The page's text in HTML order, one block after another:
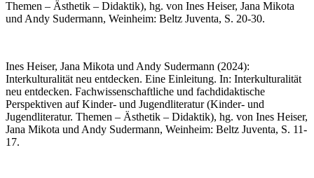
Themen – Ästhetik – Didaktik), hg. von Ines Heiser, Jana Mikota
und Andy Sudermann, Weinheim: Beltz Juventa, S. 20-30.
Ines Heiser, Jana Mikota und Andy Sudermann (2024):
Interkulturalität neu entdecken. Eine Einleitung. In: Interkulturalität
neu entdecken. Fachwissenschaftliche und fachdidaktische
Perspektiven auf Kinder- und Jugendliteratur (Kinder- und
Jugendliteratur. Themen – Ästhetik – Didaktik), hg. von Ines Heiser,
Jana Mikota und Andy Sudermann, Weinheim: Beltz Juventa, S. 11-
17.